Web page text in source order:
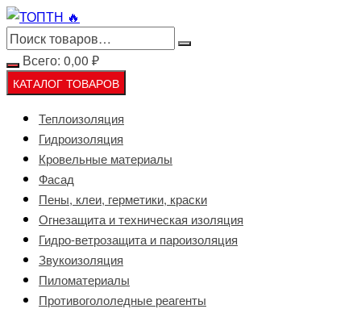
Перейти
к
содержимому
Всего: 0,00 ₽
КАТАЛОГ ТОВАРОВ
Теплоизоляция
Гидроизоляция
Кровельные материалы
Фасад
Пены, клеи, герметики, краски
Огнезащита и техническая изоляция
Гидро-ветрозащита и пароизоляция
Звукоизоляция
Пиломатериалы
Противогололедные реагенты